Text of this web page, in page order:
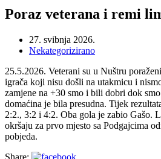
Poraz veterana i remi
27. svibnja 2026.
Nekategorizirano
25.5.2026. Veterani su u Nuštru
igrača koji nisu došli na utakmicu i
zamjene na +30 smo i bili dobri dok
domaćina je bila presudna. Tijek
2:2., 3:2 i 4:2. Oba gola je zabio Gašo.
okršaju za prvo mjesto sa Podgajcima
pobjeda.
Share: